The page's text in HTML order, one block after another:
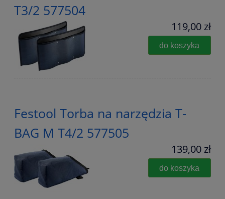
T3/2 577504
119,00 zł
do koszyka
Festool Torba na narzędzia T-
BAG M T4/2 577505
139,00 zł
do koszyka